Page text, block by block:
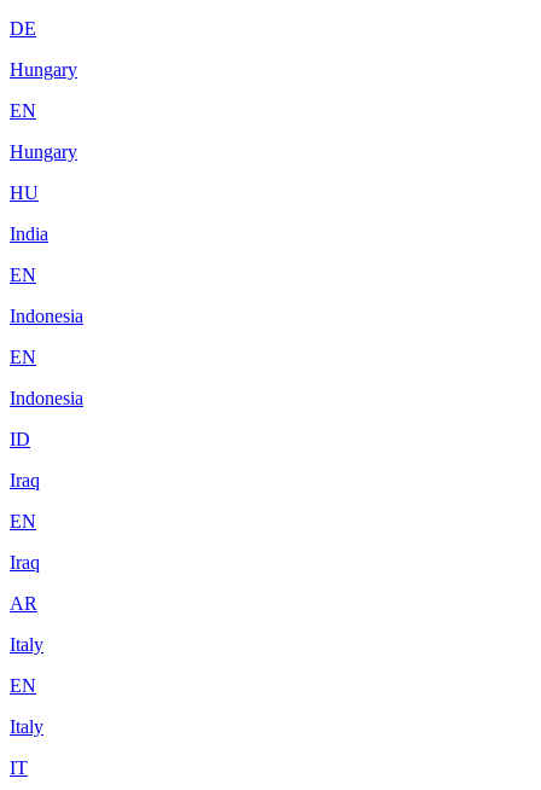
DE
Hungary
EN
Hungary
HU
India
EN
Indonesia
EN
Indonesia
ID
Iraq
EN
Iraq
AR
Italy
EN
Italy
IT